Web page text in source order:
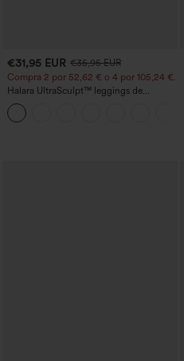
€31,95 EUR €35,95 EUR
Compra 2 por 52,62 € o 4 por 105,24 €.
Halara UltraSculpt™ leggings de
entrenamiento de cintura alta
moldeadores, con efecto levantamiento
de glúteos, control de abdomen y